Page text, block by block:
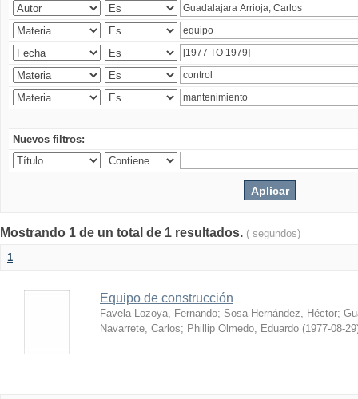
Nuevos filtros:
Mostrando 1 de un total de 1 resultados. ( segundos)
1
Equipo de construcción
Favela Lozoya, Fernando; Sosa Hernández, Héctor;
Navarrete, Carlos; Phillip Olmedo, Eduardo (1977-08-29